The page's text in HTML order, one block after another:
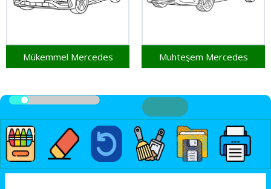
Mükemmel Mercedes Muhteşem Mercedes